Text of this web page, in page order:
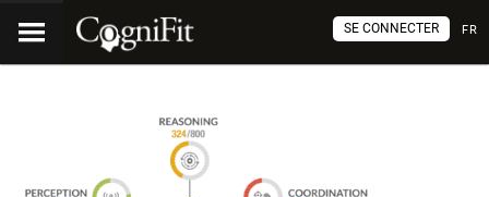
FR
SE CONNECTER